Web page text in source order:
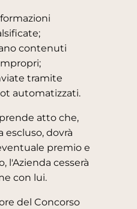
contenuti
tramite
automatizzati.
atto che,
escluso, dovrà
premio e
l'Azienda cesserà
con lui.
del Concorso